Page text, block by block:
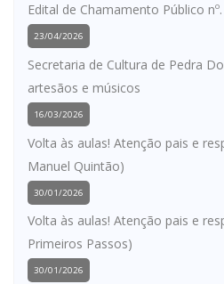
Edital de Chamamento Público
23/04/2026
Secretaria de Cultura de Pedra
artesãos e músicos
16/03/2026
Volta às aulas! Atenção pais e
Manuel Quintão)
30/01/2026
Volta às aulas! Atenção pais e
Primeiros Passos)
30/01/2026